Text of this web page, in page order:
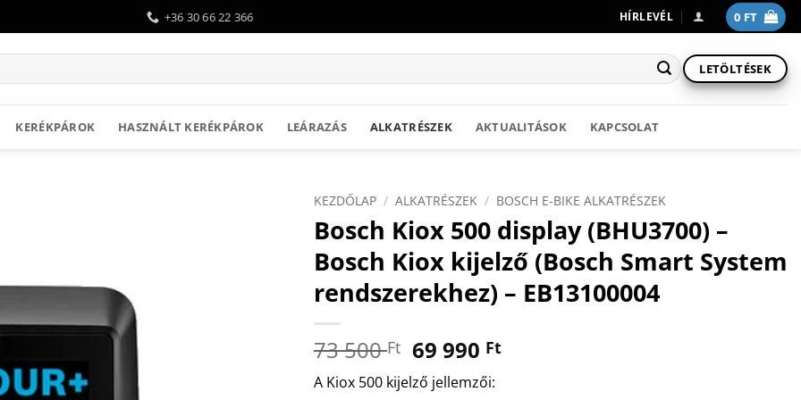
+36 30 66 22 366 HÍRLEVÉL 0 FT
LETÖLTÉSEK
KERÉKPÁROK HASZNÁLT KERÉKPÁROK LEÁRAZÁS ALKATRÉSZEK AKTUALITÁSOK KAPCSOLAT
KEZDŐLAP / ALKATRÉSZEK / BOSCH E-BIKE ALKATRÉSZEK
Bosch Kiox 500 display (BHU3700) –
Bosch Kiox kijelző (Bosch Smart System
rendszerekhez) – EB13100004
73 500Ft Original
price
was:
69 990 FtCurrent
A Kiox 500 kijelző jellemzői: